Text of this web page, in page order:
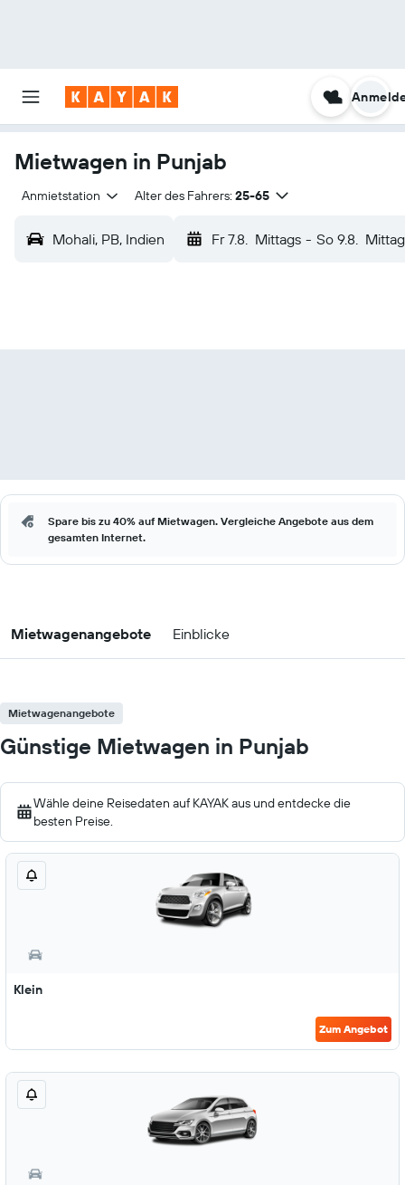
Mietwagen in Punjab
Anmietstation Alter des Fahrers: 25-65
Mohali, PB, Indien Fr 7.8. Mittags - So 9.8.
Spare bis zu 40% auf Mietwagen. Vergleiche Angebote aus dem
gesamten Internet.
Mietwagenangebote Einblicke
Mietwagenangebote
Günstige Mietwagen in Punjab
Wähle deine Reisedaten auf KAYAK aus und entdecke die
besten Preise.
Klein
Zum Angebot